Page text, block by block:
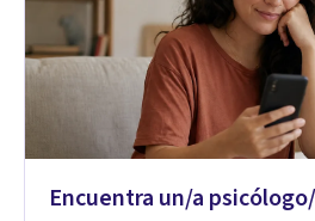
Encuentra un/a